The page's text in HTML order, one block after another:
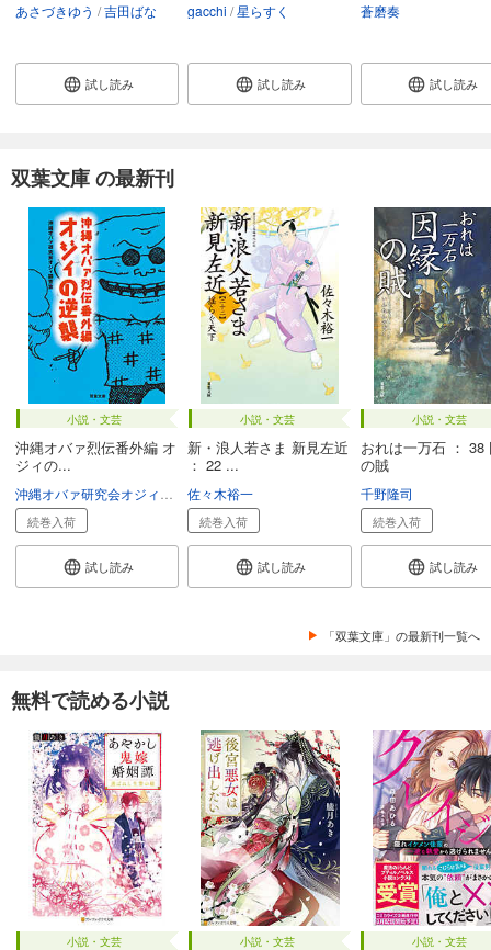
あさづきゆう 吉田ばな
試し読み
gacchi 星らすく
試し読み
蒼磨奏
試し読み
双葉文庫 の最新刊
小説・文芸
沖縄オバァ烈伝番外編 オ
ジィの...
続巻入荷
試し読み
小説・文芸
新・浪人若さま 新見左近
： 22 ...
佐々木裕一
続巻入荷
試し読み
小説・文芸
おれは一万石 ： 38
の賊
千野隆司
続巻入荷
試し読み
「双葉文庫」の最新刊一覧へ
無料で読める小説
小説・文芸 小説・文芸 小説・文芸